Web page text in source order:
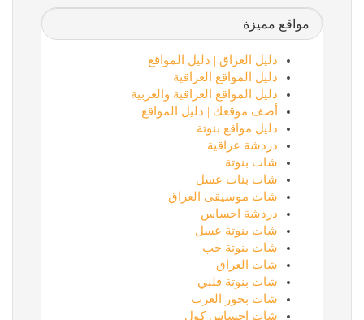
مواقع مميزة
دليل العراق | دليل المواقع
دليل المواقع العراقية
دليل المواقع العراقية والعربية
أضف موقعك | دليل المواقع
دليل مواقع بنوتة
دردشة عراقية
شات بنوتة
شات بنات عسل
شات موسيقى العراق
دردشة احساس
شات بنوتة عسل
شات بنوتة حب
شات العراق
شات بنوتة قلبي
شات بحور العرب
شات احساس كول